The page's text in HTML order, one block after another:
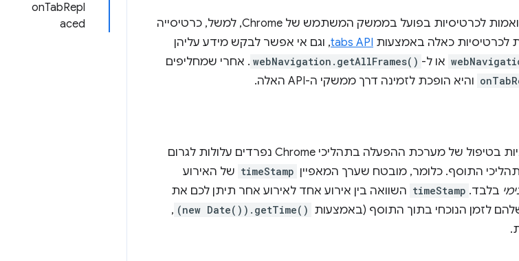
onTabRepl
aced
לא כל הכרטיסיות שמוצגות בניווט תואמות לכרטיסיות בפועל בממשק המשתמש של Chrome, למשל, כרטיסייה
לכרטיסיות כאלה באמצעות tabs API, וגם אי אפשר לבקש מידע עליהן
או ל- webNavigation.getAllFrames() . אחרי שמחליפים
והיא הופכת לזמינה דרך ממשקי ה-API האלה.
חשוב לציין שחלק מהאנומליות הטכניות בטיפול של מערכת ההפעלה בתהליכי Chrome נפרדים עלולות לגרום
התוסף. כלומר, מובטח שערך המאפיין timeStamp של האירוע
בלבד. timeStamp השוואה בין אירוע אחד לאירוע אחר תיתן לכם את
לזמן הנוכחי בתוך התוסף (באמצעות (new Date()).getTime()
,